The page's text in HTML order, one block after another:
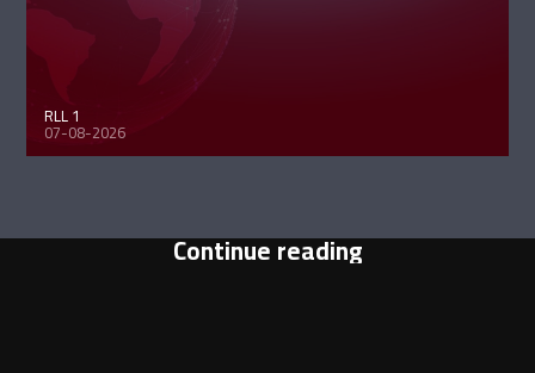
RLL 1
07-08-2026
Continue reading